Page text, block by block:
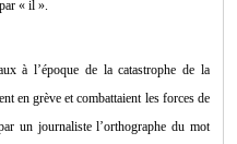
« il ».
à l’époque de la catastrophe de la
en grève et combattaient les forces de
un journaliste l’orthographe du mot